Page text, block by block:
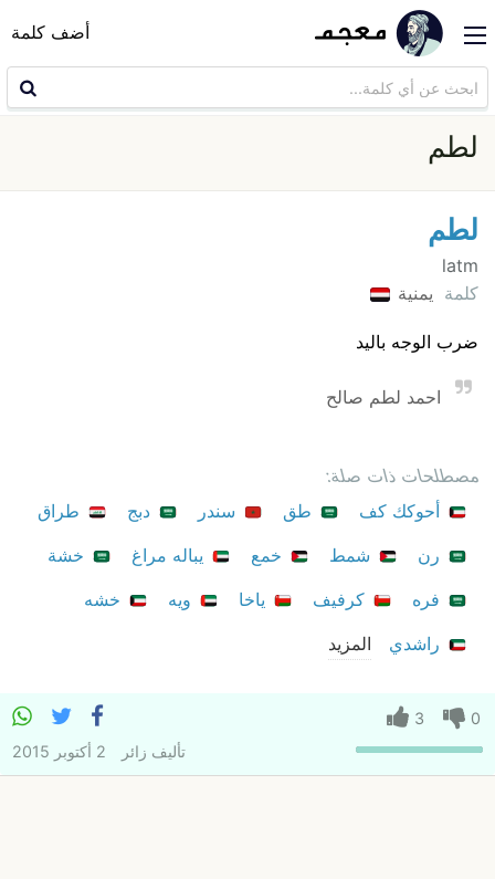
أضف كلمة
لطم
لطم
latm
كلمة يمنية
ضرب الوجه باليد
احمد لطم صالح
مصطلحات ذات صلة:
أحوكك كف
طق سندر دبج
طراق
رن
شمط خمع يباله مراغ
خشة
فره
كرفيف ياخا ويه
خشه
راشدي
المزيد
0
3
تأليف زائر 2 أكتوبر 2015